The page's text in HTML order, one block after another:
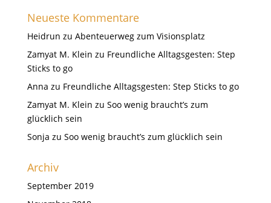
Neueste Kommentare
Heidrun zu Abenteuerweg zum Visionsplatz
Zamyat M. Klein zu Freundliche Alltagsgesten: Step
Sticks to go
Anna zu Freundliche Alltagsgesten: Step Sticks to go
Zamyat M. Klein zu Soo wenig braucht’s zum
glücklich sein
Sonja zu Soo wenig braucht’s zum glücklich sein
Archiv
September 2019